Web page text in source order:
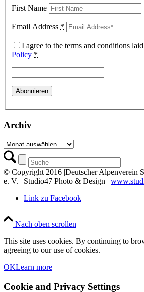
First Name
Email Address *
I agree to the terms and conditions
Policy *
Archiv
Archiv
© Copyright 2016 |Deutscher Alpenverein
e. V. | Studio47 Photo & Design |
Link zu Facebook
Nach oben scrollen
This site uses cookies. By continuing to
agreeing to our use of cookies.
OKLearn more
Cookie and Privacy Settings